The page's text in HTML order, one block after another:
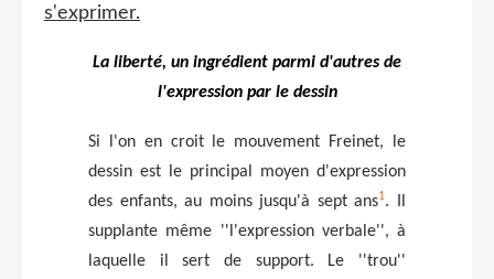
s'exprimer.
La liberté, un ingrédient parmi d'autres de
l'expression par le dessin
Si l'on en croit le mouvement Freinet, le
dessin est le principal moyen d'expression
des enfants, au moins jusqu'à sept ans1. Il
supplante même ''l'expression verbale'', à
laquelle il sert de support. Le ''trou''